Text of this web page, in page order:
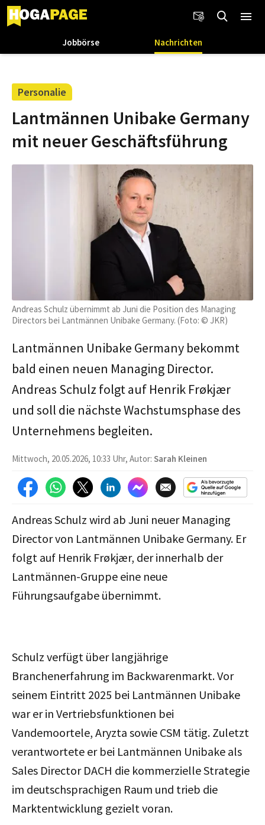
Jobbörse Nachrichten
Personalie
Lantmännen Unibake Germany
mit neuer Geschäftsführung
Andreas Schulz übernimmt ab Juni die Position des Managing
Directors bei Lantmännen Unibake Germany. (Foto: © JKR)
Lantmännen Unibake Germany bekommt
bald einen neuen Managing Director.
Andreas Schulz folgt auf Henrik Frøkjær
und soll die nächste Wachstumsphase des
Unternehmens begleiten.
Mittwoch, 20.05.2026, 10:33 Uhr, Autor: Sarah Kleinen
Andreas Schulz wird ab Juni neuer Managing
Director von Lantmännen Unibake Germany. Er
folgt auf Henrik Frøkjær, der innerhalb der
Lantmännen-Gruppe eine neue
Führungsaufgabe übernimmt.
Schulz verfügt über langjährige
Branchenerfahrung im Backwarenmarkt. Vor
seinem Eintritt 2025 bei Lantmännen Unibake
war er in Vertriebsfunktionen bei
Vandemoortele, Aryzta sowie CSM tätig. Zuletzt
verantwortete er bei Lantmännen Unibake als
Sales Director DACH die kommerzielle Strategie
im deutschsprachigen Raum und trieb die
Marktentwicklung gezielt voran.